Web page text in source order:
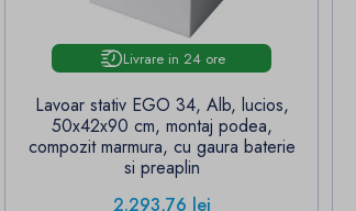
Livrare in 24 ore
Lavoar stativ EGO 34, Alb, lucios,
50x42x90 cm, montaj podea,
compozit marmura, cu gaura baterie
si preaplin
Pret
2.293,76 lei